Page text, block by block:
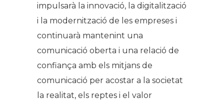
impulsarà la innovació, la digitalització
i la modernització de les empreses i
continuarà mantenint una
comunicació oberta i una relació de
confiança amb els mitjans de
comunicació per acostar a la societat
la realitat, els reptes i el valor